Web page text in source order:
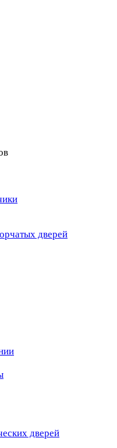
дверей
дверей